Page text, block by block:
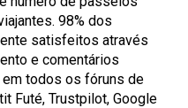
98% dos
satisfeitos através
e comentários
todos os fóruns de
Futé, Trustpilot, Google